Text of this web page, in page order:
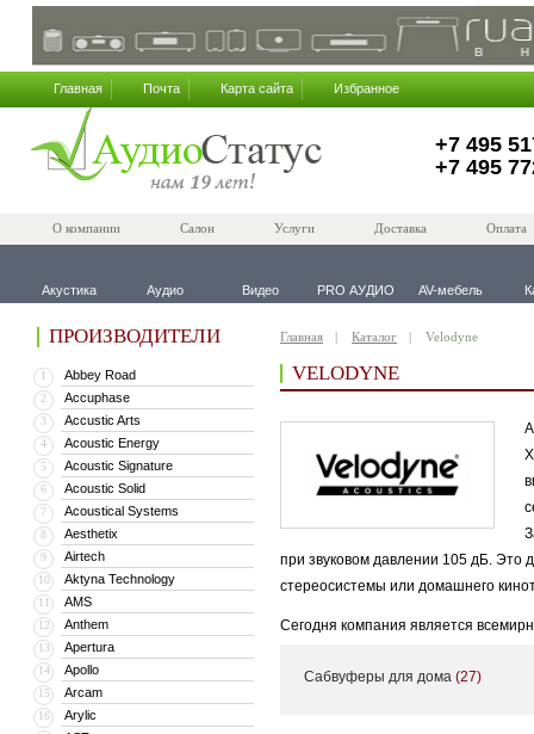
Главная Почта Карта сайта Избранное
+7 495
+7 495
О компании Салон Услуги Доставка Оплата
Акустика Аудио Видео PRO АУДИО AV-мебель
ПРОИЗВОДИТЕЛИ
1 Abbey Road
2 Accuphase
3 Accustic Arts
4 Acoustic Energy
5 Acoustic Signature
6 Acoustic Solid
7 Acoustical Systems
8 Aesthetix
9 Airtech
10 Aktyna Technology
11 AMS
12 Anthem
13 Apertura
14 Apollo
15 Arcam
16 Arylic
Главная Каталог Velodyne
VELODYNE
при звуковом давлении 105 дБ. Это
стереосистемы или домашнего
Сегодня компания является
Сабвуферы для дома (27)